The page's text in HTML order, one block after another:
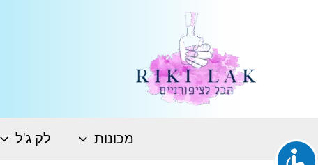
מכונות לק ג'ל